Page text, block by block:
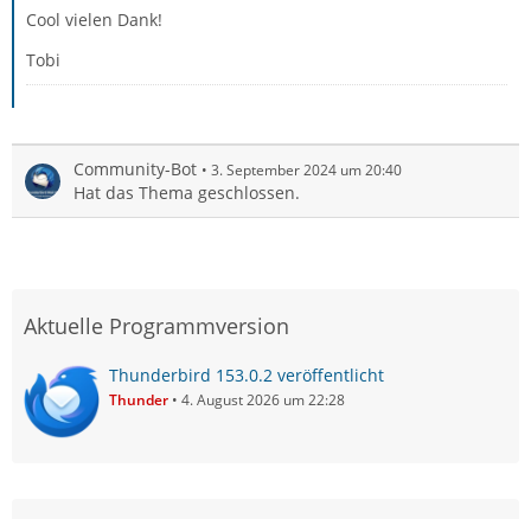
Cool vielen Dank!
Tobi
Community-Bot 3. September 2024 um 20:40
Hat das Thema geschlossen.
Aktuelle Programmversion
Thunderbird 153.0.2 veröffentlicht
Thunder 4. August 2026 um 22:28